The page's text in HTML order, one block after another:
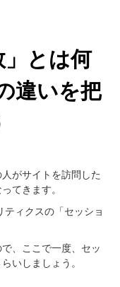
とは何
違いを把
がサイトを訪問した
てきます。
ィクスの「セッショ
、ここで一度、セッ
いしましょう。